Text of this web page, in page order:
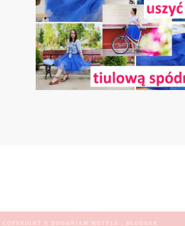
COPYRIGHT © DOGANIAM MOTYLE , BLOGGER